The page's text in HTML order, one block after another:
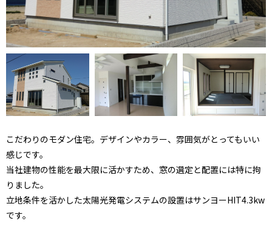
こだわりのモダン住宅。デザインやカラー、雰囲気がとってもいい
感じです。
当社建物の性能を最大限に活かすため、窓の選定と配置には特に拘
りました。
立地条件を活かした太陽光発電システムの設置はサンヨーHIT4.3kw
です。